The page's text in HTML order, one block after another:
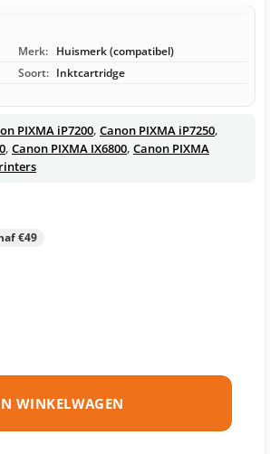
Merk: Huismerk (compatibel)
Soort: Inktcartridge
PIXMA iP7200, Canon PIXMA iP7250,
, Canon PIXMA IX6800, Canon PIXMA
€49
XL inktcartridge zwart huismerk aantal
WINKELWAGEN